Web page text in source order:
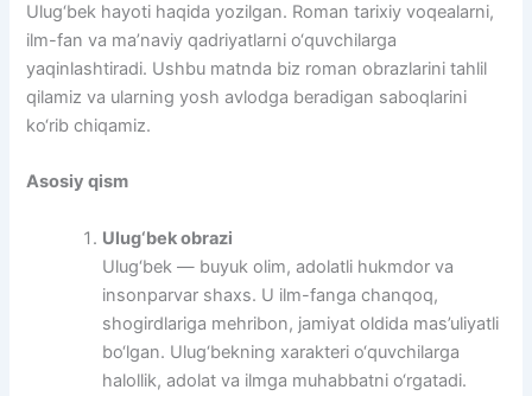
Ulug‘bek hayoti haqida yozilgan. Roman tarixiy voqealarni,
ilm-fan va ma’naviy qadriyatlarni o‘quvchilarga
yaqinlashtiradi. Ushbu matnda biz roman obrazlarini tahlil
qilamiz va ularning yosh avlodga beradigan saboqlarini
ko‘rib chiqamiz.
Asosiy qism
Ulug‘bek obrazi
Ulug‘bek — buyuk olim, adolatli hukmdor va
insonparvar shaxs. U ilm-fanga chanqoq,
shogirdlariga mehribon, jamiyat oldida mas’uliyatli
bo‘lgan. Ulug‘bekning xarakteri o‘quvchilarga
halollik, adolat va ilmga muhabbatni o‘rgatadi.